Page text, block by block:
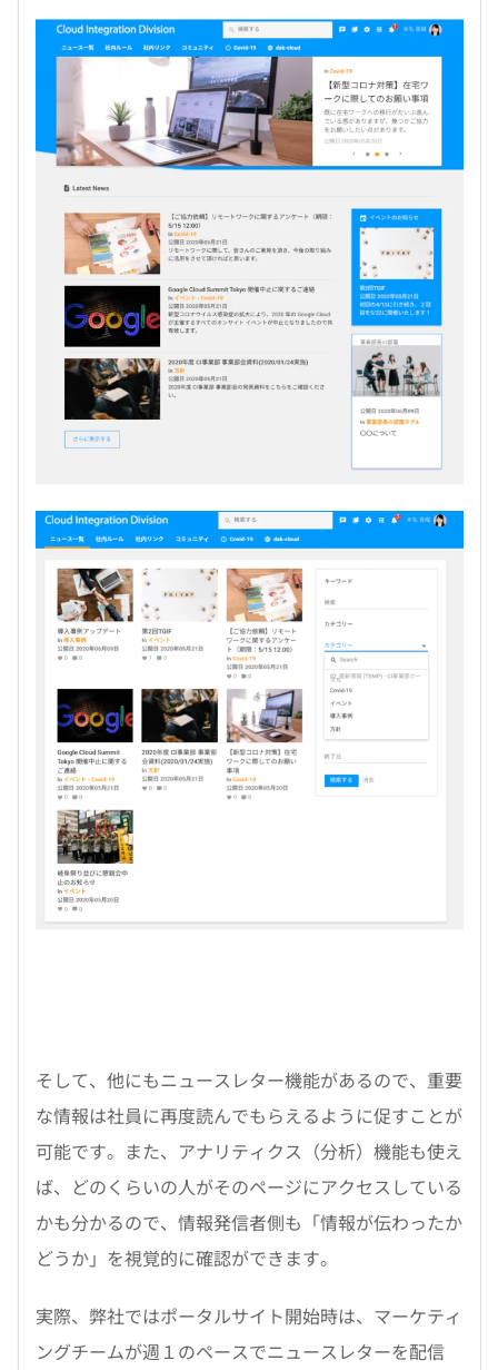
そして、他にもニュースレター機能があるので、重要
な情報は社員に再度読んでもらえるように促すことが
可能です。また、アナリティクス（分析）機能も使え
ば、どのくらいの人がそのページにアクセスしている
かも分かるので、情報発信者側も「情報が伝わったか
どうか」を視覚的に確認ができます。
実際、弊社ではポータルサイト開始時は、マーケティ
ングチームが週１のペースでニュースレターを配信